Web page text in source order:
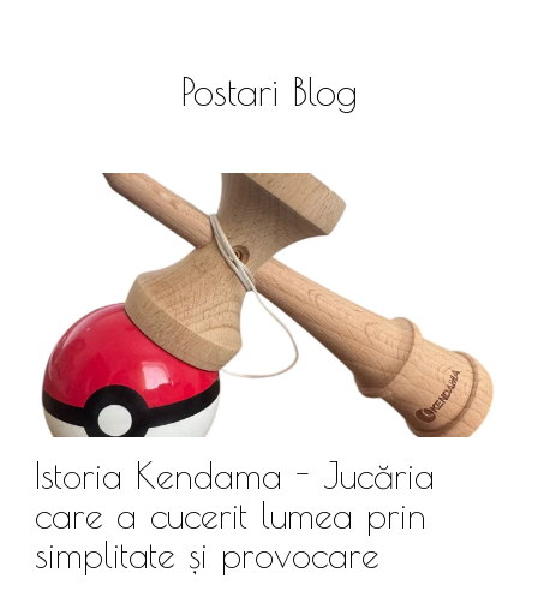
Postari Blog
Istoria Kendama - Jucăria
care a cucerit lumea prin
simplitate și provocare